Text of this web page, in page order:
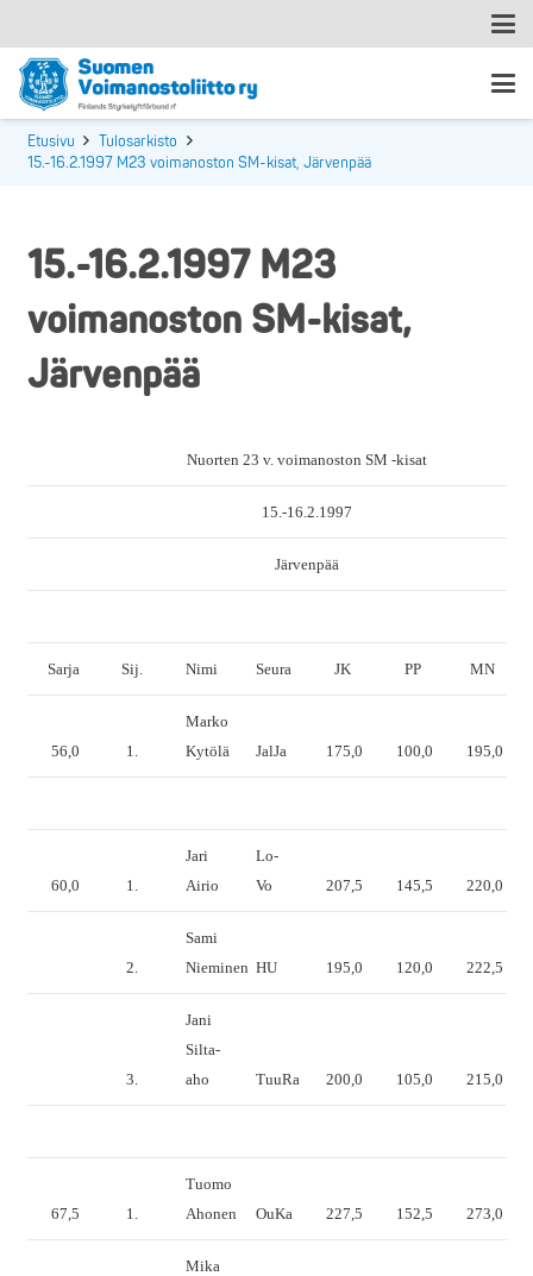
Etusivu
Tulosarkisto
15.-16.2.1997 M23 voimanoston SM-kisat, Järvenpää
15.-16.2.1997 M23
voimanoston SM-kisat,
Järvenpää
Nuorten 23 v. voimanoston SM -kisat
15.-16.2.1997
Järvenpää
Sarja Sij. Nimi Seura JK PP MN
56,0 1.
Marko
Kytölä
JalJa 175,0 100,0 195,0
60,0 1.
Jari
Airio
Lo-
Vo
207,5 145,5 220,0
2.
Sami
Nieminen HU 195,0 120,0 222,5
3.
Jani
Silta-
aho
TuuRa 200,0 105,0 215,0
67,5 1.
Tuomo
Ahonen
OuKa 227,5 152,5 273,0
Mika